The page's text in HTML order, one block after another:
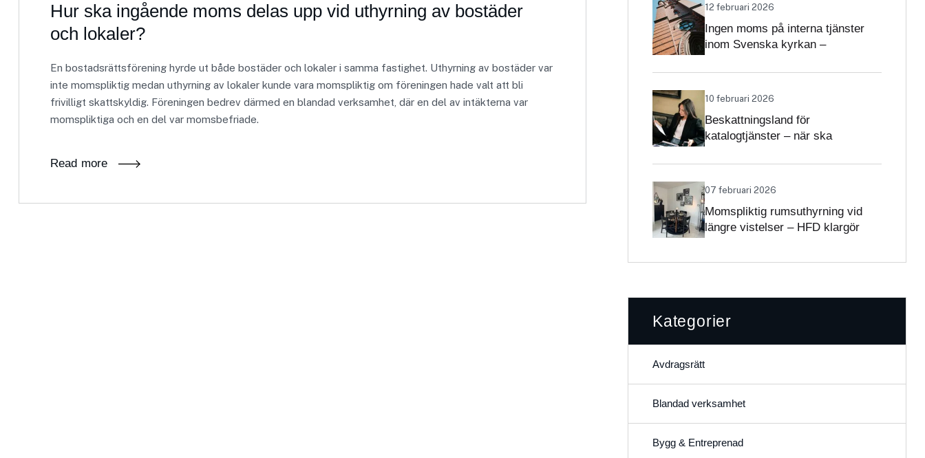
Hur ska ingående moms delas upp vid uthyrning av bostäder
och lokaler?
En bostadsrättsförening hyrde ut både bostäder och lokaler i samma fastighet. Uthyrning av bostäder var
inte momspliktig medan uthyrning av lokaler kunde vara momspliktig om föreningen hade valt att bli
frivilligt skattskyldig. Föreningen bedrev därmed en blandad verksamhet, där en del av intäkterna var
momspliktiga och en del var momsbefriade.
Read more
12 februari 2026
Ingen moms på interna tjänster
inom Svenska kyrkan –
självständighetsbedömningen
10 februari 2026
Beskattningsland för
katalogtjänster – när ska
moms?
07 februari 2026
Momspliktig rumsuthyrning vid
längre vistelser – HFD klargör
Kategorier
Avdragsrätt
Blandad verksamhet
Bygg & Entreprenad